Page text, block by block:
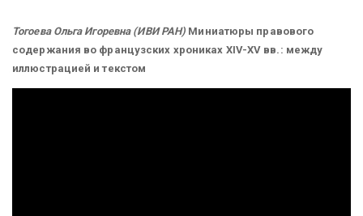
Тогоева Ольга Игоревна (ИВИ РАН) Миниатюры правового
содержания во французских хрониках XIV-XV вв.: между
иллюстрацией и текстом